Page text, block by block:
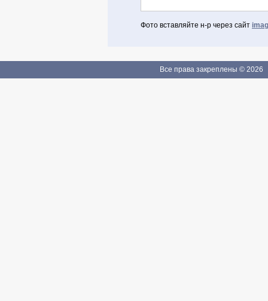
Фото вставляйте н-р через сайт
Если Вы зарегистрированы
Все права закреплены © 2026